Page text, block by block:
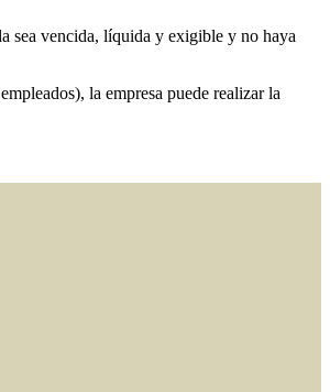
sea vencida, líquida y exigible y no haya
la empresa puede realizar la